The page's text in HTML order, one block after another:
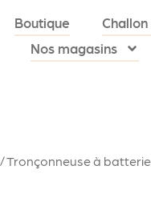
Boutique
Nos magasins
/ Tronçonneuse à batterie